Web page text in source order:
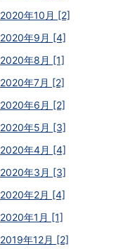
2020年10月 [2]
2020年9月 [4]
2020年8月 [1]
2020年7月 [2]
2020年6月 [2]
2020年5月 [3]
2020年4月 [4]
2020年3月 [3]
2020年2月 [4]
2020年1月 [1]
2019年12月 [2]